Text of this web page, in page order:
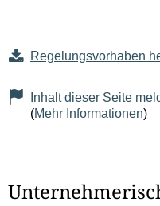
Regelungsvorhaben
Inhalt dieser Seite
(Mehr Informationen)